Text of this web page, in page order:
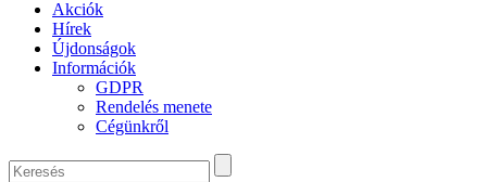
Akciók
Hírek
Újdonságok
Információk
GDPR
Rendelés menete
Cégünkről